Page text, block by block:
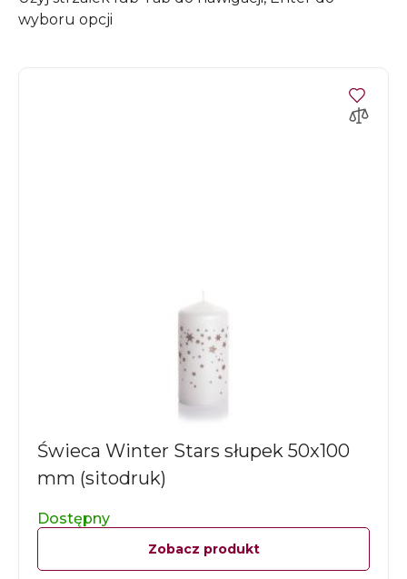
wyboru opcji
Świeca Winter Stars słupek 50x100
mm (sitodruk)
Dostępny
Zobacz produkt